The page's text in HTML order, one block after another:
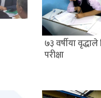
७३ वर्षीया
परीक्षा